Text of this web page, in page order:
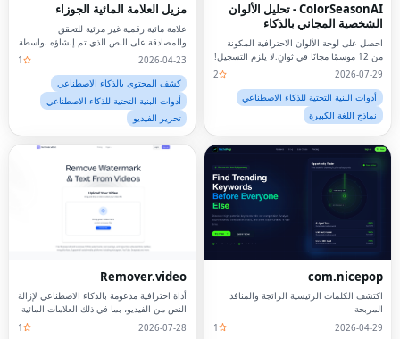
ColorSeasonAI - تحليل الألوان
الشخصية المجاني بالذكاء
الاصطناعي
احصل على لوحة الألوان الاحترافية المكونة
من 12 موسمًا مجانًا في ثوانٍ.لا يلزم التسجيل!
2026-07-29
2
أدوات البنية التحتية للذكاء الاصطناعي
نماذج اللغة الكبيرة
مزيل العلامة المائية الجوزاء
علامة مائية رقمية غير مرئية للتحقق
والمصادقة على النص الذي تم إنشاؤه بواسطة
الذكاء الاصطناعي.
2026-04-23
1
كشف المحتوى بالذكاء الاصطناعي
أدوات البنية التحتية للذكاء الاصطناعي
تحرير الفيديو
com.nicepop
اكتشف الكلمات الرئيسية الرائجة والمنافذ
المربحة
2026-04-29
1
Remover.video
أداة احترافية مدعومة بالذكاء الاصطناعي لإزالة
النص من الفيديو، بما في ذلك العلامات المائية
والشعارات.
2026-07-28
1